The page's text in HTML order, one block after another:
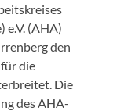
e.V. (AHA)
den
die
Die
des AHA-